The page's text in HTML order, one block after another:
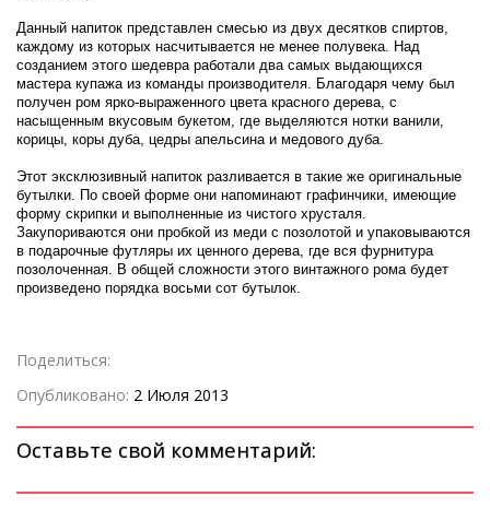
Данный напиток представлен смесью из двух десятков спиртов,
каждому из которых насчитывается не менее полувека. Над
созданием этого шедевра работали два самых выдающихся
мастера купажа из команды производителя. Благодаря чему был
получен ром ярко-выраженного цвета красного дерева, с
насыщенным вкусовым букетом, где выделяются нотки ванили,
корицы, коры дуба, цедры апельсина и медового дуба.
Этот эксклюзивный напиток разливается в такие же оригинальные
бутылки. По своей форме они напоминают графинчики, имеющие
форму скрипки и выполненные из чистого хрусталя.
Закупориваются они пробкой из меди с позолотой и упаковываются
в подарочные футляры их ценного дерева, где вся фурнитура
позолоченная. В общей сложности этого винтажного рома будет
произведено порядка восьми сот бутылок.
Поделиться:
Опубликовано: 2 Июля 2013
Оставьте свой комментарий: